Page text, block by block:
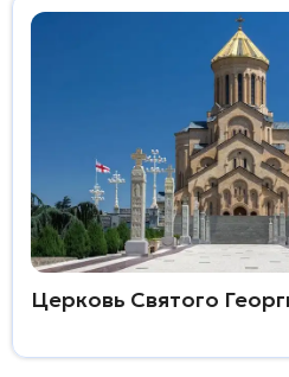
Церковь Святого